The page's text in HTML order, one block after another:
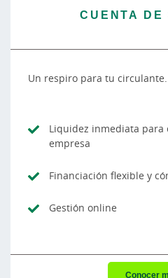
CUENTA DE
Un respiro para tu circulante.
Liquidez inmediata para
empresa
Financiación flexible y
Gestión online
Conocer